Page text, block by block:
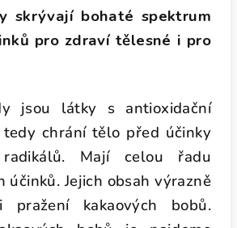
skrývají bohaté spektrum
pro zdraví tělesné i pro
jsou látky s antioxidační
chrání tělo před účinky
Mají celou řadu
účinků. Jejich obsah výrazně
pražení kakaových bobů.